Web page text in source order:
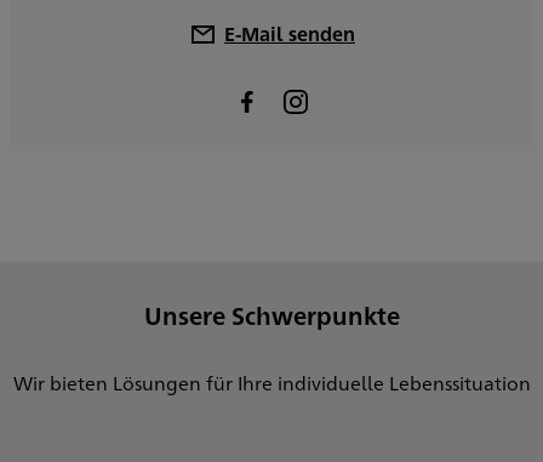
E-Mail senden
Unsere Schwerpunkte
Wir bieten Lösungen für Ihre individuelle Lebenssituation